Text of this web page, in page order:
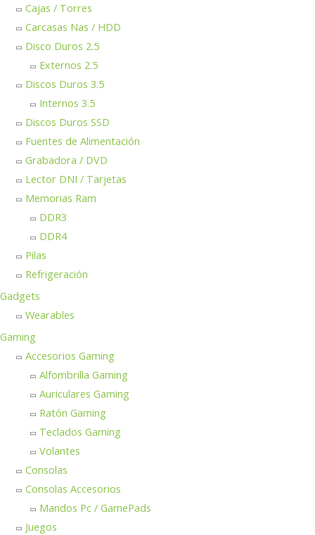
Cajas / Torres
Carcasas Nas / HDD
Disco Duros 2.5
Externos 2.5
Discos Duros 3.5
Internos 3.5
Discos Duros SSD
Fuentes de Alimentación
Grabadora / DVD
Lector DNI / Tarjetas
Memorias Ram
DDR3
DDR4
Pilas
Refrigeración
Gadgets
Wearables
Gaming
Accesorios Gaming
Alfombrilla Gaming
Auriculares Gaming
Ratón Gaming
Teclados Gaming
Volantes
Consolas
Consolas Accesorios
Mandos Pc / GamePads
Juegos